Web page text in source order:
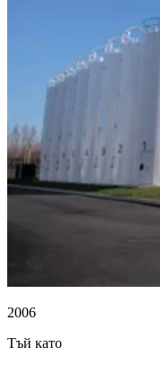
2006
Тъй като